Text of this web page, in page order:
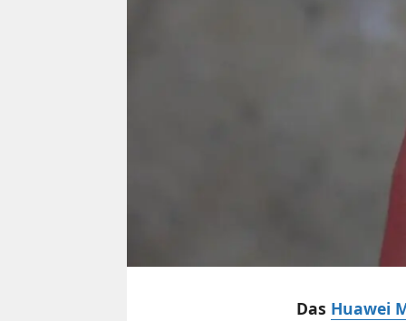
Das Huawei